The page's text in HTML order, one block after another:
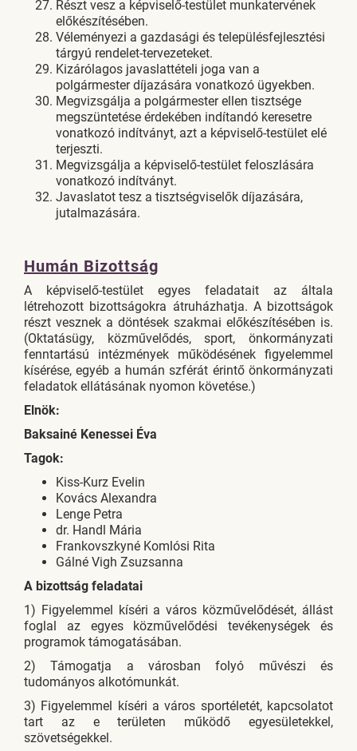
Részt vesz a képviselő-testület munkatervének
előkészítésében.
Véleményezi a gazdasági és településfejlesztési
tárgyú rendelet-tervezeteket.
Kizárólagos javaslattételi joga van a
polgármester díjazására vonatkozó ügyekben.
Megvizsgálja a polgármester ellen tisztsége
megszüntetése érdekében indítandó keresetre
vonatkozó indítványt, azt a képviselő-testület elé
terjeszti.
Megvizsgálja a képviselő-testület feloszlására
vonatkozó indítványt.
Javaslatot tesz a tisztségviselők díjazására,
jutalmazására.
Humán Bizottság
A képviselő-testület egyes feladatait az általa
létrehozott bizottságokra átruházhatja. A bizottságok
részt vesznek a döntések szakmai előkészítésében is.
(Oktatásügy, közművelődés, sport, önkormányzati
fenntartású intézmények működésének figyelemmel
kísérése, egyéb a humán szférát érintő önkormányzati
feladatok ellátásának nyomon követése.)
Elnök:
Baksainé Kenessei Éva
Tagok:
Kiss-Kurz Evelin
Kovács Alexandra
Lenge Petra
dr. Handl Mária
Frankovszkyné Komlósi Rita
Gálné Vigh Zsuzsanna
A bizottság feladatai
1) Figyelemmel kíséri a város közművelődését, állást
foglal az egyes közművelődési tevékenységek és
programok támogatásában.
2) Támogatja a városban folyó művészi és
tudományos alkotómunkát.
3) Figyelemmel kíséri a város sportéletét, kapcsolatot
tart az e területen működő egyesületekkel,
szövetségekkel.